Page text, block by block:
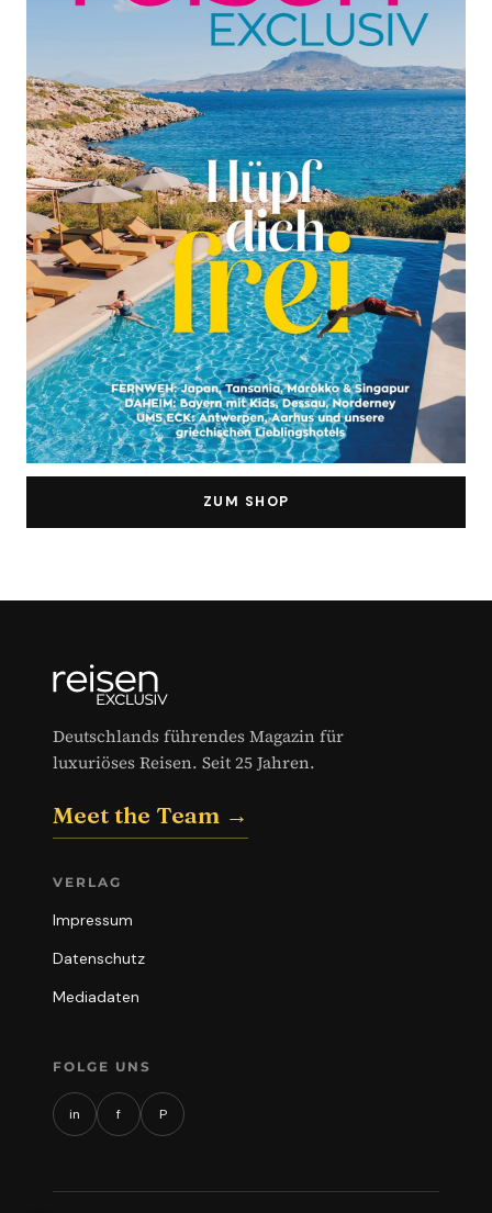
ZUM SHOP
Deutschlands führendes Magazin für
luxuriöses Reisen. Seit 25 Jahren.
Meet the Team →
VERLAG
Impressum
Datenschutz
Mediadaten
FOLGE UNS
in f P